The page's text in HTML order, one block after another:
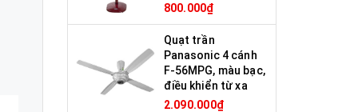
800.000₫
Quạt trần
Panasonic 4 cánh
F-56MPG, màu bạc,
điều khiển từ xa
2.090.000₫